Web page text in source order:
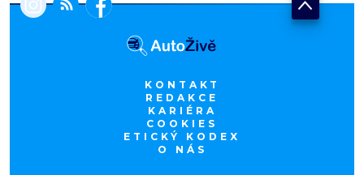
KONTAKT
REDAKCE
KARIÉRA
COOKIES
ETICKÝ KODEX
O NÁS